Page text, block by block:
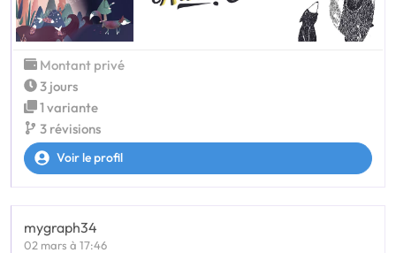
Montant privé
3 jours
1 variante
3 révisions
Voir le profil
mygraph34
02 mars à 17:46